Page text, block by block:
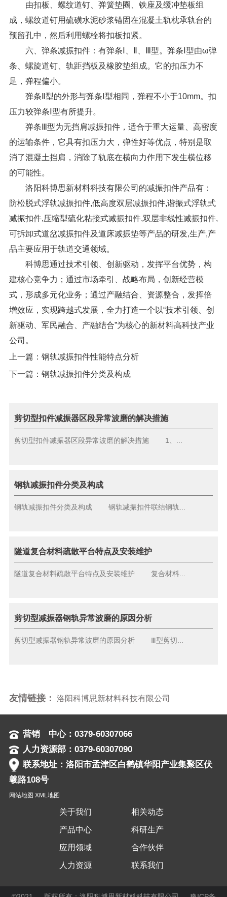
由扣板、螺纹道钉、弹簧垫圈、铁座及缓冲垫板组
成，螺纹道钉用硫磺水泥砂浆锚固在混凝土轨枕承轨台的
预留孔中，然后利用螺栓将扣板扣紧。
六、弹条减振扣件：有弹条Ⅰ、Ⅱ、Ⅲ型。弹条Ⅰ型由ω弹
条、螺旋道钉、轨距挡板及橡胶垫组成。它的扣压力不
足，弹程偏小。
弹条Ⅱ型的外形与弹条Ⅰ型相同，弹程不小于10mm。扣
压力较弹条Ⅰ型有所提升。
弹条Ⅲ型为无挡肩减振扣件，适合于重大运量、高密度
的运输条件，它具有扣压力大，弹性好等优点，特别是取
消了混凝土挡肩，消除了轨底在横向力作用下发生横位移
的可能性。
洛阳科博思新材料科技有限公司 的减振扣件产品有：
防松脱式浮轨减振扣件,低高度双层减振扣件,谐振式浮轨式
减振扣件,压缩型硫化粘接式减振扣件,双层非线性减振扣件,
可拆卸式道岔减振扣件及道床减振垫等产品的研发,生产,产
品主要应用于轨道交通领域。
科博思通过技术引领、创新驱动，发挥平台优势，构
建核心竞争力；通过市场牵引、战略布局，创新经营模
式，形成多元化业务；通过产融结合、资源整合，发挥倍
增效应，实现跨越式发展，全力打造一个以“技术引领、创
新驱动、军民融合、产融结合”为核心的新材料高科技产业
公司。
上一篇： 钢轨减振扣件性能特点分析
下一篇： 钢轨减振扣件分类及构成
剪切型扣件减振器区段异常波磨的解决措施
剪切型扣件减振器区段异常波磨的解决措施 1、...
钢轨减振扣件分类及构成
钢轨减振扣件分类及构成 钢轨减振扣件联结钢轨...
隧道复合材料疏散平台特点及安装维护
隧道复合材料疏散平台特点及安装维护 复合材料...
剪切型减振器钢轨异常波磨的原因分析
剪切型减振器钢轨异常波磨的原因分析 Ⅲ型剪切...
友情链接： 洛阳科博思新材料科技有限公司
营销 中心：0379-60307066
人力资源部：0379-60307090
联系地址：洛阳市孟津区白鹤镇华阳产业集聚区伏
羲路108号
网站地图 XML地图
关于我们 相关动态
产品中心 科研生产
应用领域 合作伙伴
人力资源 联系我们